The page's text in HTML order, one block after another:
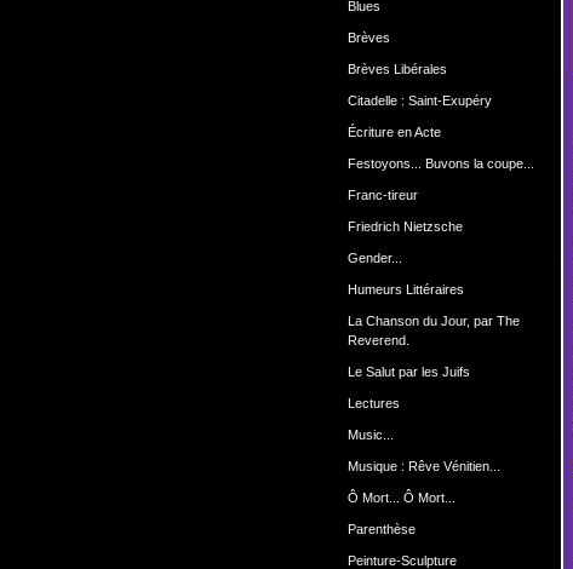
Blues
Brèves
Brèves Libérales
Citadelle : Saint-Exupéry
Écriture en Acte
Festoyons... Buvons la coupe...
Franc-tireur
Friedrich Nietzsche
Gender...
Humeurs Littéraires
La Chanson du Jour, par The
Reverend.
Le Salut par les Juifs
Lectures
Music...
Musique : Rêve Vénitien...
Ô Mort... Ô Mort...
Parenthèse
Peinture-Sculpture